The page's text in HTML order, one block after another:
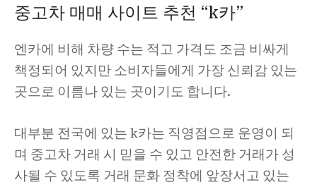
중고차 매매 사이트 추천 “k카”
엔카에 비해 차량 수는 적고 가격도 조금 비싸게
책정되어 있지만 소비자들에게 가장 신뢰감 있는
곳으로 이름나 있는 곳이기도 합니다.
대부분 전국에 있는 k카는 직영점으로 운영이 되
며 중고차 거래 시 믿을 수 있고 안전한 거래가 성
사될 수 있도록 거래 문화 정착에 앞장서고 있는